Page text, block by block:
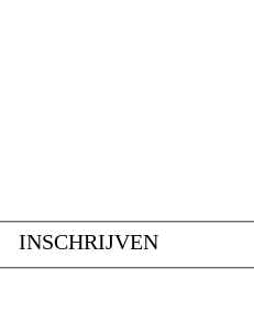
INSCHRIJVEN